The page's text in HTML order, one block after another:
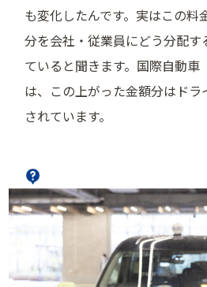
も変化したんです。実はこの料
分を会社・従業員にどう分配
ていると聞きます。国際自動
は、この上がった金額分はド
されています。